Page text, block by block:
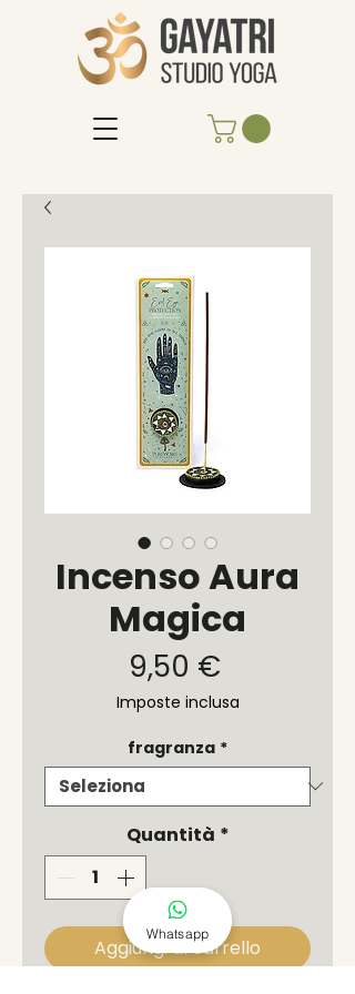
Incenso Aura
Magica
9,50 €
Imposte inclusa
fragranza *
Quantità *
Aggiungi al carrello
Whatsapp